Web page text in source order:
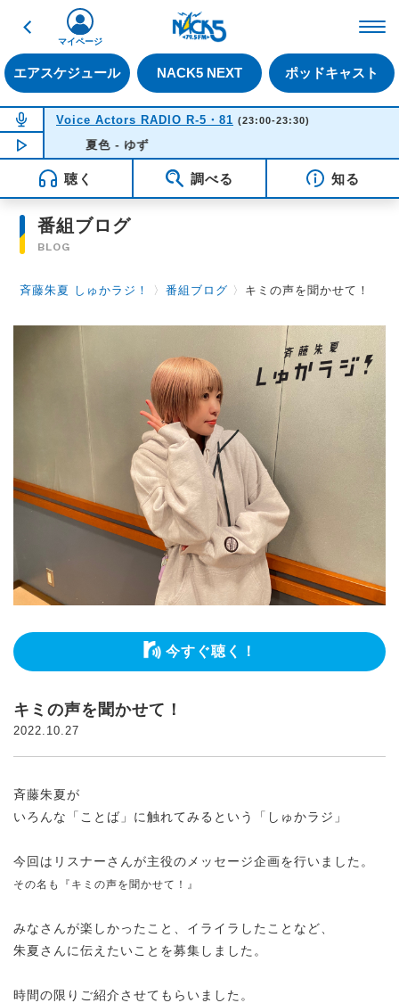
戻る
エアスケジュール NACK5 NEXT ポッドキャスト
マイページ
NOW ON AIR
Voice Actors RADIO R-5・81 (23:00-23:30)
NOW PLAYING23:02
夏色 - ゆず
聴く 調べる 知る
番組ブログ
BLOG
斉藤朱夏 しゅかラジ！ 〉番組ブログ 〉 キミの声を聞かせて！
今すぐ聴く！
キミの声を聞かせて！
2022.10.27
斉藤朱夏が
いろんな「ことば」に触れてみるという「しゅかラジ」
今回はリスナーさんが主役のメッセージ企画を行いました。
その名も『キミの声を聞かせて！』
みなさんが楽しかったこと、イライラしたことなど、
朱夏さんに伝えたいことを募集しました。
時間の限りご紹介させてもらいました。